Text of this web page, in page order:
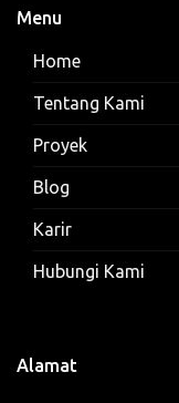
Menu
Home
Tentang Kami
Proyek
Blog
Karir
Hubungi Kami
Alamat